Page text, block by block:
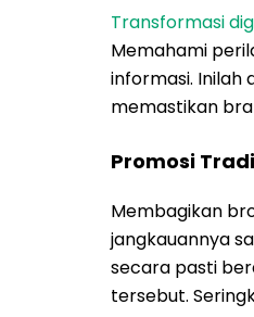
Transformasi
Memahami
informasi. Inilah
memastikan
Promosi
Membagikan
jangkauannya
secara pasti
tersebut.